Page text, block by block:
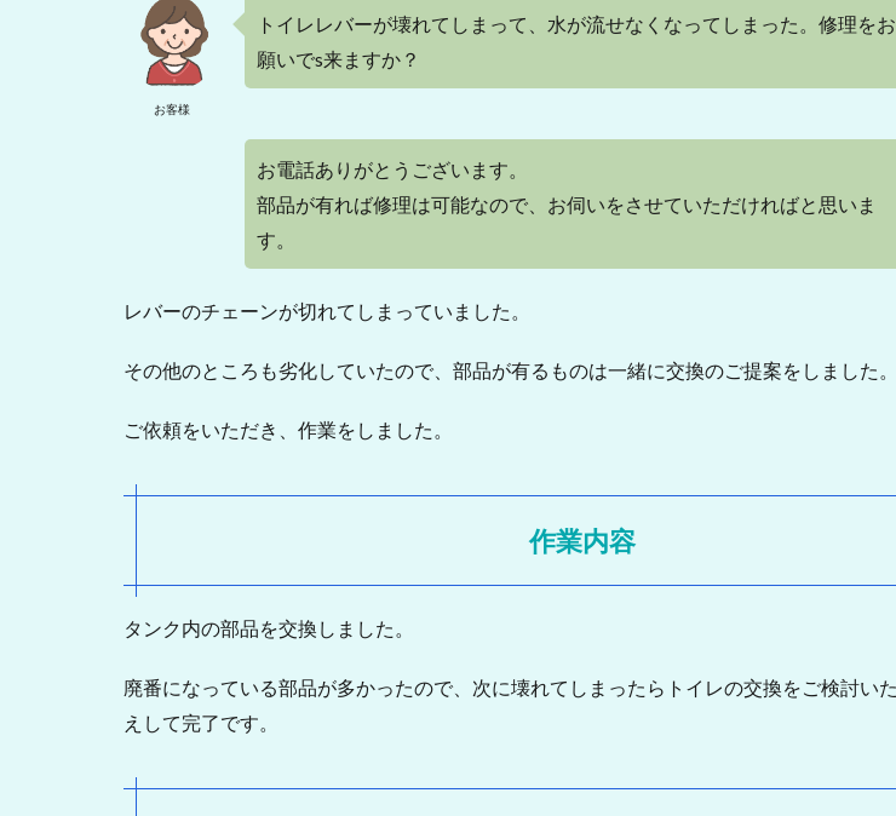
お客様
トイレレバーが壊れてしまって、水が流せなくなってしまった。修理をお
願いでs来ますか？
お電話ありがとうございます。
部品が有れば修理は可能なので、お伺いをさせていただければと思いま
す。
レバーのチェーンが切れてしまっていました。
その他のところも劣化していたので、部品が有るものは一緒に交換のご提案をしました。
ご依頼をいただき、作業をしました。
作業内容
タンク内の部品を交換しました。
廃番になっている部品が多かったので、次に壊れてしまったらトイレの交換をご検討い
えして完了です。